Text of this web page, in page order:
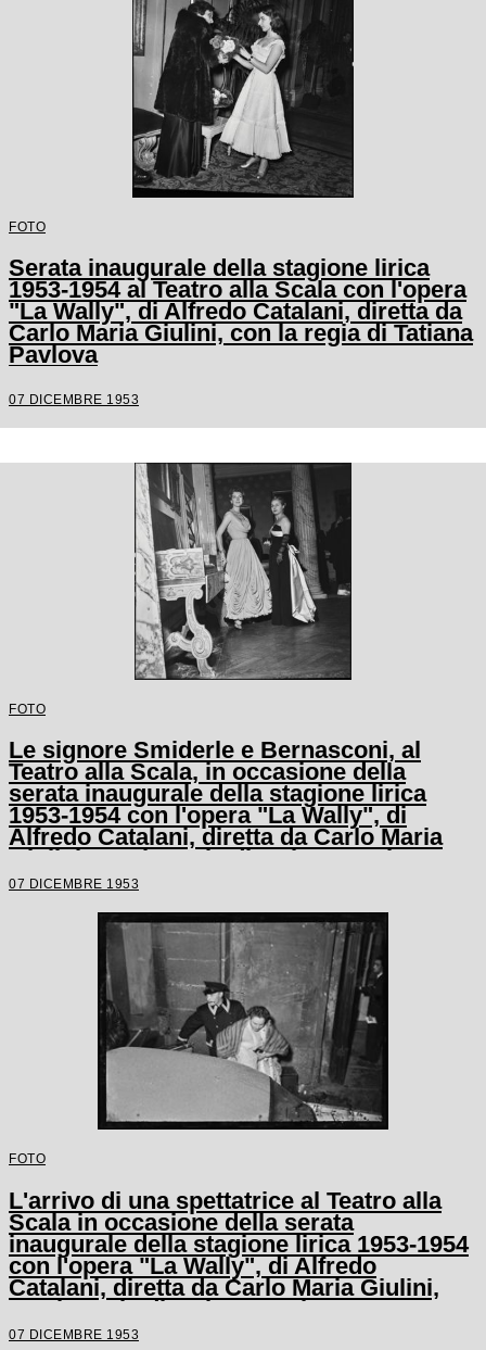
FOTO
Serata inaugurale della stagione lirica
1953-1954 al Teatro alla Scala con l'opera
"La Wally", di Alfredo Catalani, diretta da
Carlo Maria Giulini, con la regia di Tatiana
Pavlova
07 DICEMBRE 1953
FOTO
Le signore Smiderle e Bernasconi, al
Teatro alla Scala, in occasione della
serata inaugurale della stagione lirica
1953-1954 con l'opera "La Wally", di
Alfredo Catalani, diretta da Carlo Maria
Giulini, con la regia di Tatiana Pavlova
07 DICEMBRE 1953
FOTO
L'arrivo di una spettatrice al Teatro alla
Scala in occasione della serata
inaugurale della stagione lirica 1953-1954
con l'opera "La Wally", di Alfredo
Catalani, diretta da Carlo Maria Giulini,
con la regia di Tatiana Pavlova
07 DICEMBRE 1953